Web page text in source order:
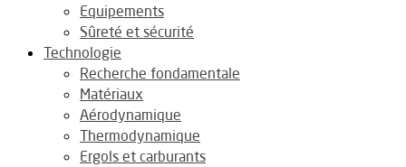
Equipements
Sûreté et sécurité
Technologie
Recherche fondamentale
Matériaux
Aérodynamique
Thermodynamique
Ergols et carburants